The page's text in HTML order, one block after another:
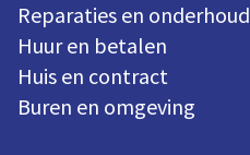
Reparaties en onderhoud
Huur en betalen
Huis en contract
Buren en omgeving